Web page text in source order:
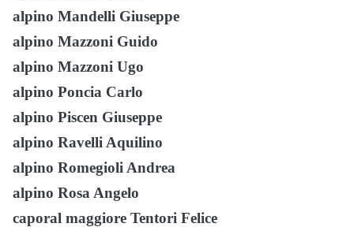
alpino Mandelli Giuseppe
alpino Mazzoni Guido
alpino Mazzoni Ugo
alpino Poncia Carlo
alpino Piscen Giuseppe
alpino Ravelli Aquilino
alpino Romegioli Andrea
alpino Rosa Angelo
caporal maggiore Tentori Felice